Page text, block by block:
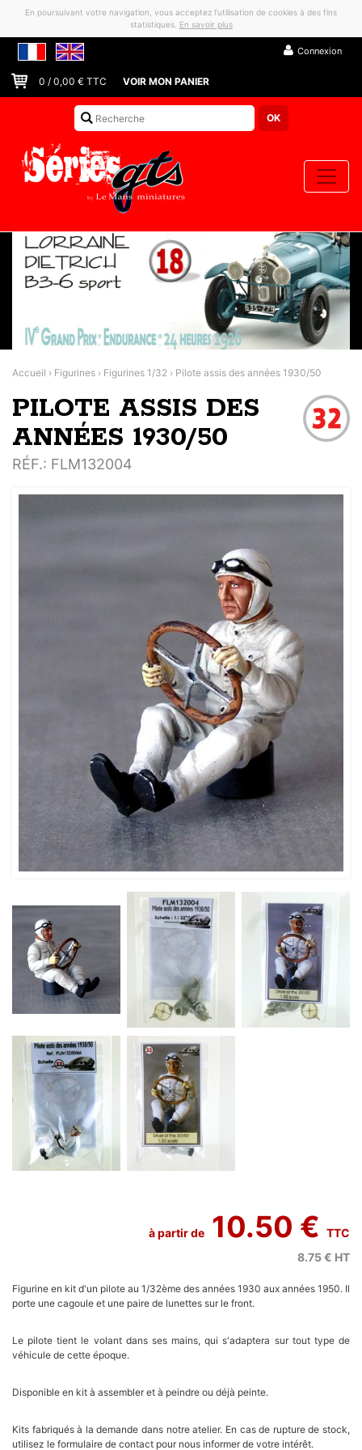
En poursuivant votre navigation, vous acceptez l’utilisation de cookies à des fins
statistiques. En savoir plus
Connexion
0 / 0,00 € TTC VOIR MON PANIER
Accueil › Figurines › Figurines 1/32 › Pilote assis des années 1930/50
PILOTE ASSIS DES
ANNÉES 1930/50
RÉF.: FLM132004
à partir de 10.50 € TTC
8.75 € HT
Figurine en kit d'un pilote au 1/32ème des années 1930 aux années 1950. Il
porte une cagoule et une paire de lunettes sur le front.
Le pilote tient le volant dans ses mains, qui s'adaptera sur tout type de
véhicule de cette époque.
Disponible en kit à assembler et à peindre ou déjà peinte.
Kits fabriqués à la demande dans notre atelier. En cas de rupture de stock,
utilisez le formulaire de contact pour nous informer de votre intérêt.